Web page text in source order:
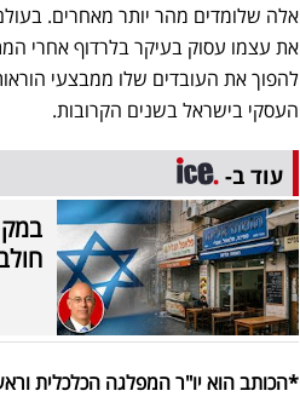
אלה שלומדים מהר יותר מאחרים.
את עצמו עסוק בעיקר בלרדוף אחרי
להפוך את העובדים שלו ממבצעי
העסקי בישראל בשנים הקרובות.
עוד ב-
*הכותב הוא יו"ר המפלגה הכלכלית